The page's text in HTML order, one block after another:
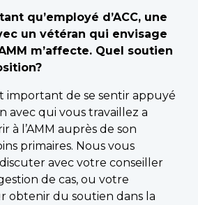
qu’employé d’ACC, une
un vétéran qui envisage
m’affecte. Quel soutien
important de se sentir appuyé
avec qui vous travaillez a
à l’AMM auprès de son
primaires. Nous vous
avec votre conseiller
de cas, ou votre
obtenir du soutien dans la